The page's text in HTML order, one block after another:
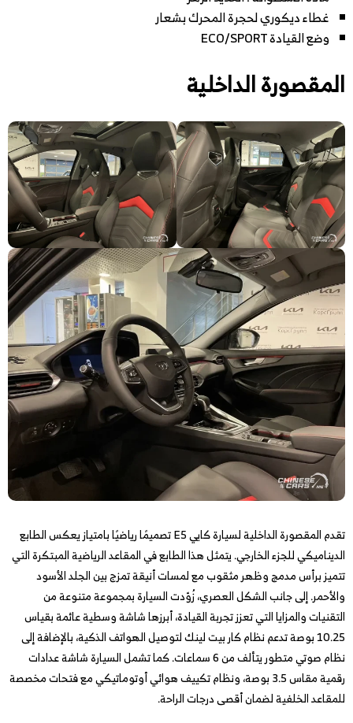
غطاء ديكوري لحجرة المحرك بشعار
وضع القيادة ECO/SPORT
المقصورة الداخلية
تقدم المقصورة الداخلية لسيارة كايي E5 تصميمًا رياضيًا بامتياز يعكس الطابع
الديناميكي للجزء الخارجي. يتمثل هذا الطابع في المقاعد الرياضية المبتكرة التي
تتميز برأس مدمج وظهر مثقوب مع لمسات أنيقة تمزج بين الجلد الأسود
والأحمر. إلى جانب الشكل العصري، زُوّدت السيارة بمجموعة متنوعة من
التقنيات والمزايا التي تعزز تجربة القيادة، أبرزها شاشة وسطية عائمة بقياس
10.25 بوصة تدعم نظام كار بيت لينك لتوصيل الهواتف الذكية، بالإضافة إلى
نظام صوتي متطور يتألف من 6 سماعات. كما تشمل السيارة شاشة عدادات
رقمية مقاس 3.5 بوصة، ونظام تكييف هوائي أوتوماتيكي مع فتحات مخصصة
للمقاعد الخلفية لضمان أقصى درجات الراحة.